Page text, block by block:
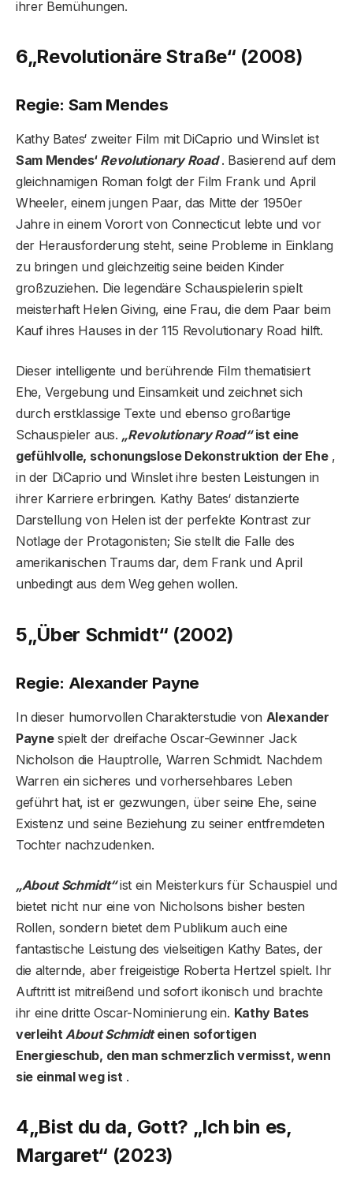
ihrer Bemühungen.
6„Revolutionäre Straße“ (2008)
Regie: Sam Mendes
Kathy Bates‘ zweiter Film mit DiCaprio und Winslet ist
Sam Mendes‘ Revolutionary Road. Basierend auf dem
gleichnamigen Roman folgt der Film Frank und April
Wheeler, einem jungen Paar, das Mitte der 1950er
Jahre in einem Vorort von Connecticut lebte und vor
der Herausforderung steht, seine Probleme in Einklang
zu bringen und gleichzeitig seine beiden Kinder
großzuziehen. Die legendäre Schauspielerin spielt
meisterhaft Helen Giving, eine Frau, die dem Paar beim
Kauf ihres Hauses in der 115 Revolutionary Road hilft.
Dieser intelligente und berührende Film thematisiert
Ehe, Vergebung und Einsamkeit und zeichnet sich
durch erstklassige Texte und ebenso großartige
Schauspieler aus. „Revolutionary Road“ist eine
gefühlvolle, schonungslose Dekonstruktion der Ehe,
in der DiCaprio und Winslet ihre besten Leistungen in
ihrer Karriere erbringen. Kathy Bates‘ distanzierte
Darstellung von Helen ist der perfekte Kontrast zur
Notlage der Protagonisten; Sie stellt die Falle des
amerikanischen Traums dar, dem Frank und April
unbedingt aus dem Weg gehen wollen.
5„Über Schmidt“ (2002)
Regie: Alexander Payne
In dieser humorvollen Charakterstudie von Alexander
Paynespielt der dreifache Oscar-Gewinner Jack
Nicholson die Hauptrolle, Warren Schmidt. Nachdem
Warren ein sicheres und vorhersehbares Leben
geführt hat, ist er gezwungen, über seine Ehe, seine
Existenz und seine Beziehung zu seiner entfremdeten
Tochter nachzudenken.
„About Schmidt“ist ein Meisterkurs für Schauspiel und
bietet nicht nur eine von Nicholsons bisher besten
Rollen, sondern bietet dem Publikum auch eine
fantastische Leistung des vielseitigen Kathy Bates, der
die alternde, aber freigeistige Roberta Hertzel spielt. Ihr
Auftritt ist mitreißend und sofort ikonisch und brachte
ihr eine dritte Oscar-Nominierung ein. Kathy Bates
verleiht About Schmidteinen sofortigen
Energieschub, den man schmerzlich vermisst, wenn
sie einmal weg ist .
4„Bist du da, Gott? „Ich bin es,
Margaret“ (2023)